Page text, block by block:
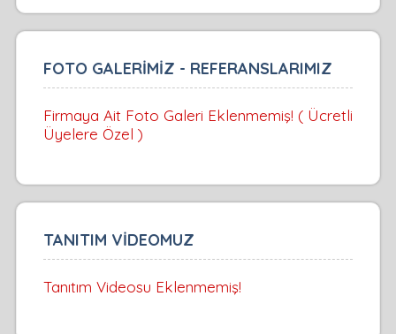
FOTO GALERİMİZ - REFERANSLARIMIZ
Firmaya Ait Foto Galeri Eklenmemiş! ( Ücretli
Üyelere Özel )
TANITIM VİDEOMUZ
Tanıtım Videosu Eklenmemiş!